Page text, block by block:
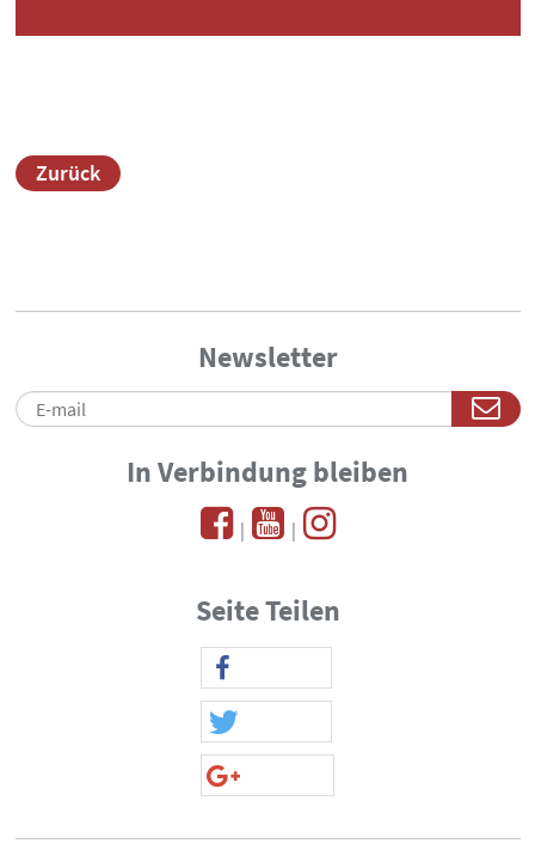
Zurück
Newsletter
In Verbindung bleiben
| |
Seite Teilen